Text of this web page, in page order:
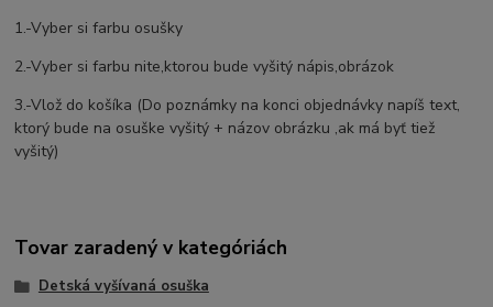
1.-Vyber si farbu osušky
2.-Vyber si farbu nite,ktorou bude vyšitý nápis,obrázok
3.-Vlož do košíka (Do poznámky na konci objednávky napíš text,
ktorý bude na osuške vyšitý + názov obrázku ,ak má byť tiež
vyšitý)
Tovar zaradený v kategóriách
Detská vyšívaná osuška